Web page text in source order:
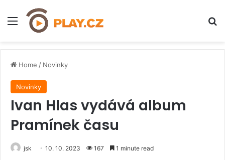
Menu
Home / Novinky
Novinky
Ivan Hlas vydává album
Pramínek času
jsk 10. 10. 2023 167 1 minute read